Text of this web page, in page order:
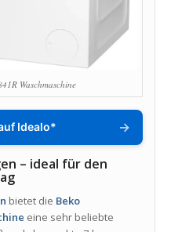
Waschmaschine
Idealo* →
– ideal für den
bietet die Beko
eine sehr beliebte